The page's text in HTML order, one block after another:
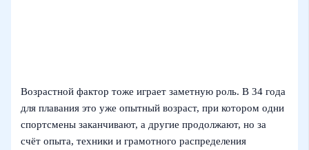
Возрастной фактор тоже играет заметную роль. В 34 года
для плавания это уже опытный возраст, при котором одни
спортсмены заканчивают, а другие продолжают, но за
счёт опыта, техники и грамотного распределения